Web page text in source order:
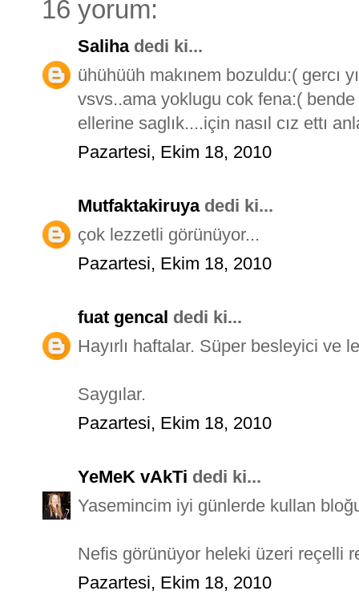
16 yorum:
Salihadedi ki...
ühühüüh makınem bozuldu:( gercı
vsvs..ama yoklugu cok fena:( bende
ellerine saglık....için nasıl cız ettı
Pazartesi, Ekim 18, 2010
Mutfaktakiruyadedi ki...
çok lezzetli görünüyor...
Pazartesi, Ekim 18, 2010
fuat gencal dedi ki...
Hayırlı haftalar. Süper besleyici ve
Saygılar.
Pazartesi, Ekim 18, 2010
YeMeK vAkTi dedi ki...
Yasemincim iyi günlerde kullan
Nefis görünüyor heleki üzeri reçelli
Pazartesi, Ekim 18, 2010